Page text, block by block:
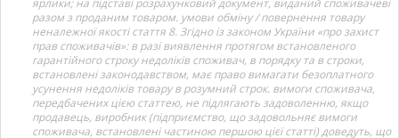
разом з проданим товаром. умови обміну / повернення товару
неналежної якості стаття 8. Згідно із законом України «про захист
прав споживачів»: в разі виявлення протягом встановленого
гарантійного строку недоліків споживач, в порядку та в строки,
встановлені законодавством, має право вимагати безоплатного
усунення недоліків товару в розумний строк. вимоги споживача,
передбачених цією статтею, не підлягають задоволенню, якщо
продавець, виробник (підприємство, що задовольняє вимоги
споживача, встановлені частиною першою цієї статті) доведуть, що